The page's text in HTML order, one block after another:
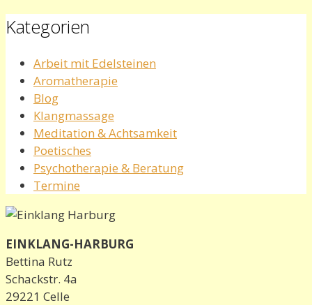
Kategorien
Arbeit mit Edelsteinen
Aromatherapie
Blog
Klangmassage
Meditation & Achtsamkeit
Poetisches
Psychotherapie & Beratung
Termine
EINKLANG-HARBURG
Bettina Rutz
Schackstr. 4a
29221 Celle